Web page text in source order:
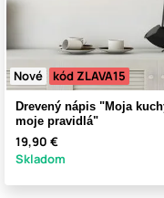
Nové kód ZLAVA15
Drevený nápis "Moja
moje pravidlá"
19,90 €
Skladom